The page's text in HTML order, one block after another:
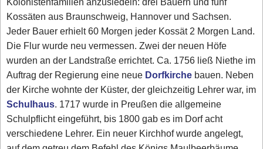
Kossäten aus Braunschweig, Hannover und Sachsen.
Jeder Bauer erhielt 60 Morgen jeder Kossät 2 Morgen Land.
Die Flur wurde neu vermessen. Zwei der neuen Höfe
wurden an der Landstraße errichtet. Ca. 1756 ließ Niethe im
Auftrag der Regierung eine neue Dorfkirche bauen. Neben
der Kirche wohnte der Küster, der gleichzeitig Lehrer war, im
Schulhaus. 1717 wurde in Preußen die allgemeine
Schulpflicht eingeführt, bis 1800 gab es im Dorf acht
verschiedene Lehrer. Ein neuer Kirchhof wurde angelegt,